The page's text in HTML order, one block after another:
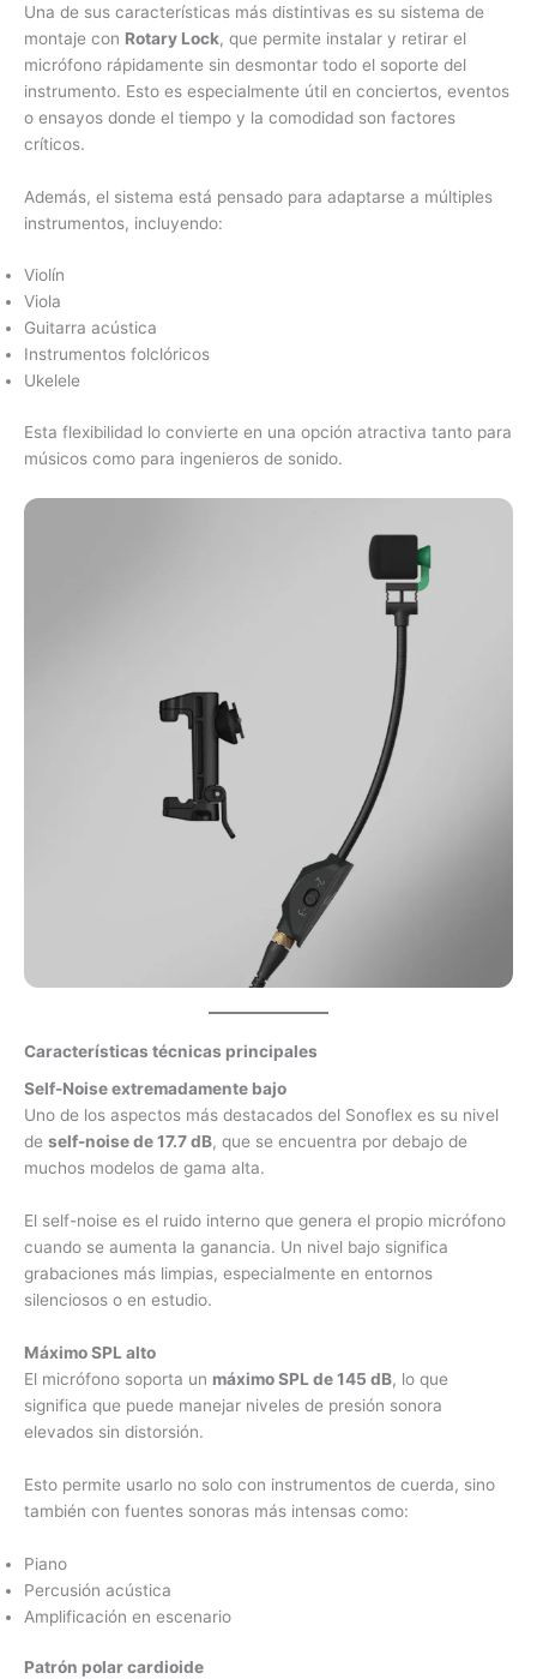
Una de sus características más distintivas es su sistema de
montaje con Rotary Lock, que permite instalar y retirar el
micrófono rápidamente sin desmontar todo el soporte del
instrumento. Esto es especialmente útil en conciertos, eventos
o ensayos donde el tiempo y la comodidad son factores
críticos.
Además, el sistema está pensado para adaptarse a múltiples
instrumentos, incluyendo:
Violín
Viola
Guitarra acústica
Instrumentos folclóricos
Ukelele
Esta flexibilidad lo convierte en una opción atractiva tanto para
músicos como para ingenieros de sonido.
Características técnicas principales
Self-Noise extremadamente bajo
Uno de los aspectos más destacados del Sonoflex es su nivel
de self-noise de 17.7 dB, que se encuentra por debajo de
muchos modelos de gama alta.
El self-noise es el ruido interno que genera el propio micrófono
cuando se aumenta la ganancia. Un nivel bajo significa
grabaciones más limpias, especialmente en entornos
silenciosos o en estudio.
Máximo SPL alto
El micrófono soporta un máximo SPL de 145 dB, lo que
significa que puede manejar niveles de presión sonora
elevados sin distorsión.
Esto permite usarlo no solo con instrumentos de cuerda, sino
también con fuentes sonoras más intensas como:
Piano
Percusión acústica
Amplificación en escenario
Patrón polar cardioide